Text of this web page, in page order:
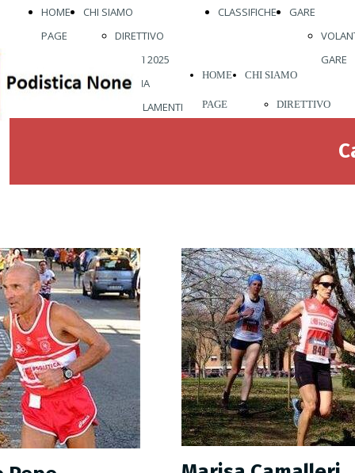
HOME
PAGE
CHI SIAMO
DIRETTIVO
ATLETI 2025
STORIA
REGOLAMENTI
CLASSIFICHE
GARE
GARE
HOME
PAGE
CHI SIAMO
DIRETTIVO
VISITE
VIENI A
CORRERE CON
NOI